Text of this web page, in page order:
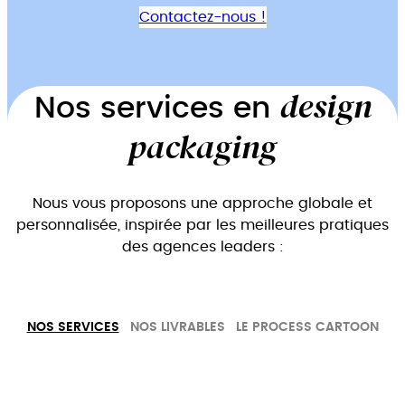
Contactez-nous !
Nos services en design
packaging
Nous vous proposons une approche globale et
personnalisée, inspirée par les meilleures pratiques
des agences leaders :
NOS SERVICES NOS LIVRABLES LE PROCESS CARTOON